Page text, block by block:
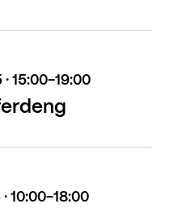
15:00-19:00
10:00-18:00